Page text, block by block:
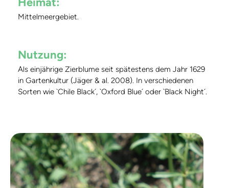
Mittelmeergebiet.
Nutzung:
Als einjährige Zierblume seit spätestens dem Jahr 1629
in Gartenkultur (Jäger & al. 2008). In verschiedenen
Sorten wie `Chile Black´, `Oxford Blue´ oder `Black Night´.